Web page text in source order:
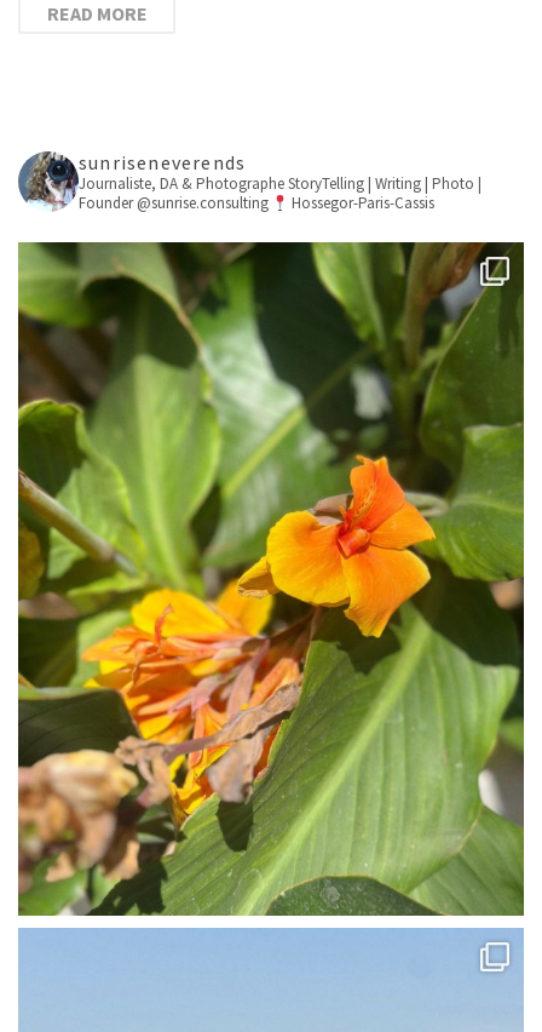
READ MORE
sunriseneverends
Journaliste, DA & PhotographeStoryTelling | Writing | Photo |
Founder @sunrise.consulting
Hossegor-Paris-Cassis